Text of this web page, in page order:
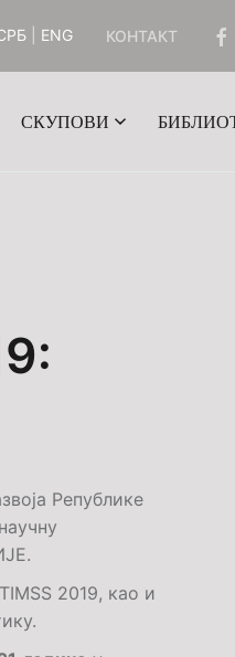
ENG КОНТАКТ
СКУПОВИ
Републике
TIMSS 2019, као и